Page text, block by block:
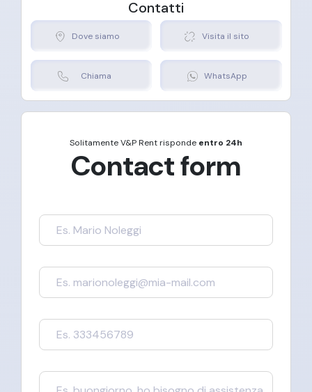
Contatti
Dove siamo Visita il sito
Chiama WhatsApp
SolitamenteV&P Rentrisponde entro 24h
Contact form